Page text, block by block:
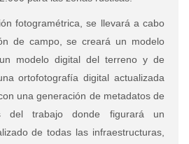
fotogramétrica, se llevará a cabo
de campo, se creará un modelo
modelo digital del terreno y de
ortofotografía digital actualizada
una generación de metadatos de
del trabajo donde figurará un
de todas las infraestructuras,